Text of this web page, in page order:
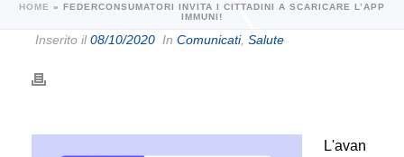
HOME » FEDERCONSUMATORI INVITA I CITTADINI A SCARICARE L’APP
IMMUNI!
Inserito il08/10/2020 In Comunicati, Salute
L'avan